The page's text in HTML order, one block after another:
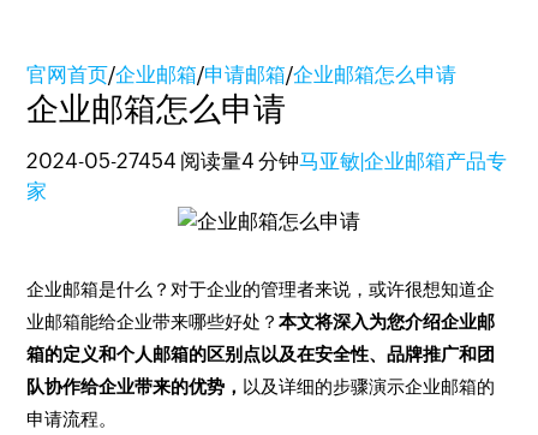
官网首页/企业邮箱/申请邮箱/企业邮箱怎么申请
企业邮箱怎么申请
2024-05-27454 阅读量4 分钟马亚敏|企业邮箱产品专
家
企业邮箱是什么？对于企业的管理者来说，或许很想知道企
业邮箱能给企业带来哪些好处？本文将深入为您介绍企业邮
箱的定义和个人邮箱的区别点以及在安全性、品牌推广和团
队协作给企业带来的优势， 以及详细的步骤演示企业邮箱的
申请流程。